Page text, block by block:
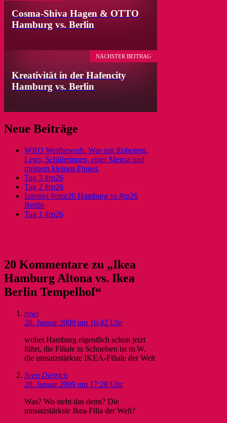
Cosma-Shiva Hagen & OTTO
Hamburg vs. Berlin
Kreativität in der Hafencity
Hamburg vs. Berlin
NÄCHSTER BEITRAG
Neue Beiträge
WRO Wettbewerb. Was mit Robotern,
Lego, Schülerinnen, einer Mensa und
meinem kleinen Finger.
Tag 3 #rp26
Tag 2 #rp26
Internet #omr26 Hamburg vs #rp26
Berlin
Tag 1 #rp26
20 Kommentare zu „Ikea
Hamburg Altona vs. Ikea
Berlin Tempelhof“
rowi
28. Januar 2009 um 16:42 Uhr
wobei Hamburg eigentlich schon jetzt
führt, die Filiale in Schnelsen ist m.W.
die umsatzstärkste IKEA-Filiale der Welt
Sven Dietrich
28. Januar 2009 um 17:28 Uhr
Was? Wo steht das denn? Die
umsatzstärkste Ikea-Filia der Welt?